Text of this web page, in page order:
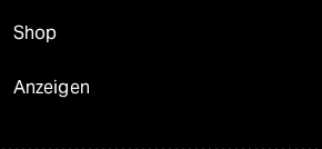
Shop
Anzeigen